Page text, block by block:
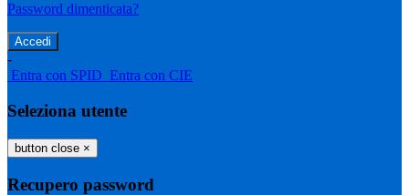
Password dimenticata?
-
Entra con SPID Entra con CIE
Seleziona utente
button close ×
Recupero password